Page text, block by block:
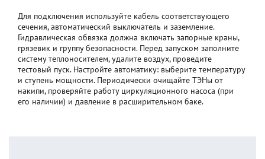
Для подключения используйте кабель соответствующего
сечения, автоматический выключатель и заземление.
Гидравлическая обвязка должна включать запорные краны,
грязевик и группу безопасности. Перед запуском заполните
систему теплоносителем, удалите воздух, проведите
тестовый пуск. Настройте автоматику: выберите температуру
и ступень мощности. Периодически очищайте ТЭНы от
накипи, проверяйте работу циркуляционного насоса (при
его наличии) и давление в расширительном баке.